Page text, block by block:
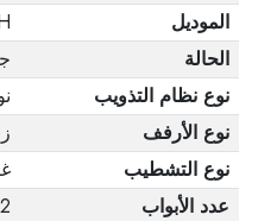
الموديل
الحالة
نوع نظام التذويب
نوع الأرفف
نوع التشطيب
عدد الأبواب
2